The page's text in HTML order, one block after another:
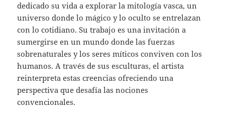
dedicado su vida a explorar la mitología vasca, un
universo donde lo mágico y lo oculto se entrelazan
con lo cotidiano. Su trabajo es una invitación a
sumergirse en un mundo donde las fuerzas
sobrenaturales y los seres míticos conviven con los
humanos. A través de sus esculturas, el artista
reinterpreta estas creencias ofreciendo una
perspectiva que desafía las nociones
convencionales.